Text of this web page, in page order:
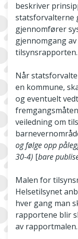
beskriver
statsforvalterne
gjennomfører
gjennomgang
tilsynsrapporten.
Når
en kommune,
og eventuelt
veiledning om
og følge opp
30-4) [bare
Malen for
Helsetilsynet
hver gang man
rapportene blir
av rapportmalen.